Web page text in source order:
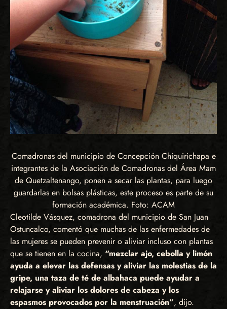
Comadronas del municipio de Concepción Chiquirichapa e
integrantes de la Asociación de Comadronas del Área Mam
de Quetzaltenango, ponen a secar las plantas, para luego
guardarlas en bolsas plásticas, este proceso es parte de su
formación académica. Foto: ACAM
Cleotilde Vásquez, comadrona del municipio de San Juan
Ostuncalco, comentó que muchas de las enfermedades de
las mujeres se pueden prevenir o aliviar incluso con plantas
que se tienen en la cocina, “mezclar ajo, cebolla y limón
ayuda a elevar las defensas y aliviar las molestias de la
gripe, una taza de té de albahaca puede ayudar a
relajarse y aliviar los dolores de cabeza y los
espasmos provocados por la menstruación”, dijo.